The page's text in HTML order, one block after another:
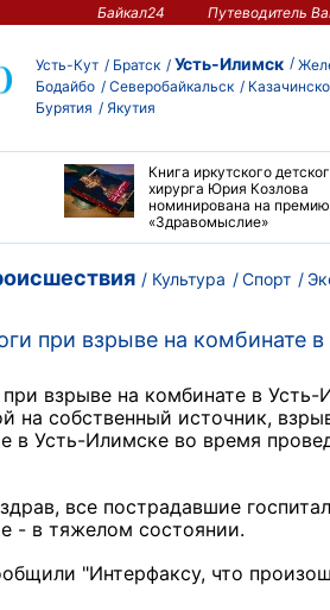
Байкал24 Путеводитель
Усть-Кут Братск Усть-Илимск
Бодайбо
Северобайкальск
Бурятия
Якутия
Книга иркутского
хирурга Юрия Козлова
номинирована на премию
«Здравомыслие»
Культура Спорт
при взрыве на комбинате
взрыве на комбинате в
на собственный источник,
Усть-Илимске во время
все пострадавшие
- в тяжелом состоянии.
"Интерфаксу, что